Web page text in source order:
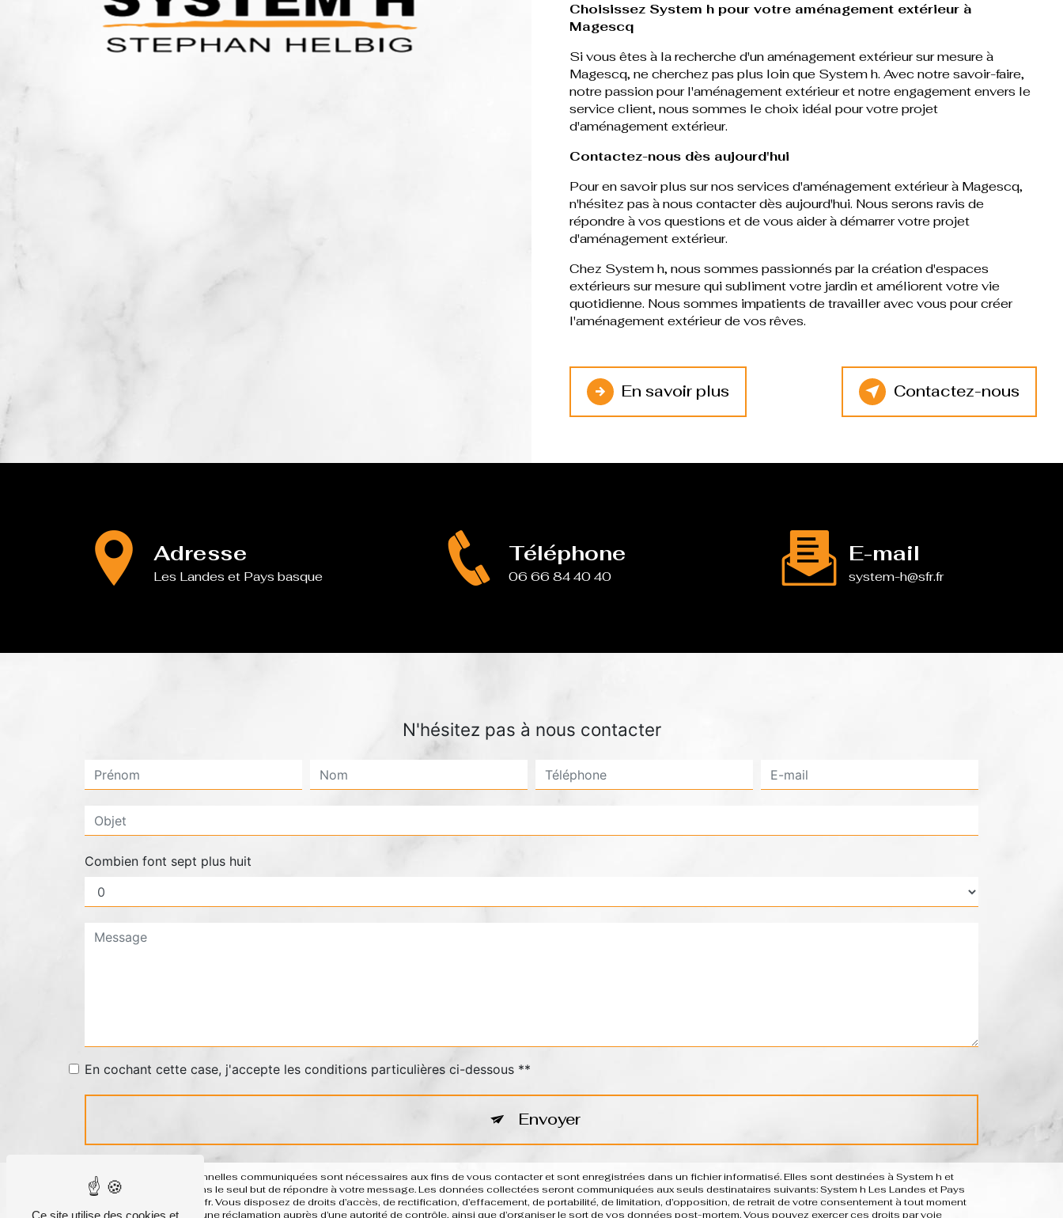
Choisissez System h pour votre aménagement extérieur à
Magescq
Si vous êtes à la recherche d'un aménagement extérieur sur mesure à
Magescq, ne cherchez pas plus loin que System h. Avec notre savoir-faire,
notre passion pour l'aménagement extérieur et notre engagement envers le
service client, nous sommes le choix idéal pour votre projet
d'aménagement extérieur.
Contactez-nous dès aujourd'hui
Pour en savoir plus sur nos services d'aménagement extérieur à Magescq,
n'hésitez pas à nous contacter dès aujourd'hui. Nous serons ravis de
répondre à vos questions et de vous aider à démarrer votre projet
d'aménagement extérieur.
Chez System h, nous sommes passionnés par la création d'espaces
extérieurs sur mesure qui subliment votre jardin et améliorent votre vie
quotidienne. Nous sommes impatients de travailler avec vous pour créer
l'aménagement extérieur de vos rêves.
En savoir plus Contactez-nous
Adresse
Les Landes et Pays basque
Téléphone
06 66 84 40 40
E-mail
system-h@sfr.fr
N'hésitez pas à nous contacter
Combien font sept plus huit
En cochant cette case, j'accepte les conditions particulières ci-dessous **
Envoyer
** Les données personnelles communiquées sont nécessaires aux fins de vous contacter et sont enregistrées dans un fichier informatisé. Elles sont destinées à System h et
ses sous-traitants dans le seul but de répondre à votre message. Les données collectées seront communiquées aux seuls destinataires suivants: System h Les Landes et Pays
basque system-h@sfr.fr. Vous disposez de droits d’accès, de rectification, d’effacement, de portabilité, de limitation, d’opposition, de retrait de votre consentement à tout moment
et du droit d’introduire une réclamation auprès d’une autorité de contrôle, ainsi que d’organiser le sort de vos données post-mortem. Vous pouvez exercer ces droits par voie
Ce site utilise des cookies et